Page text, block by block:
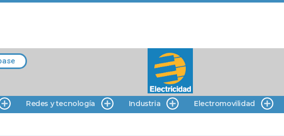
Redes y tecnología Industria Electromovilidad